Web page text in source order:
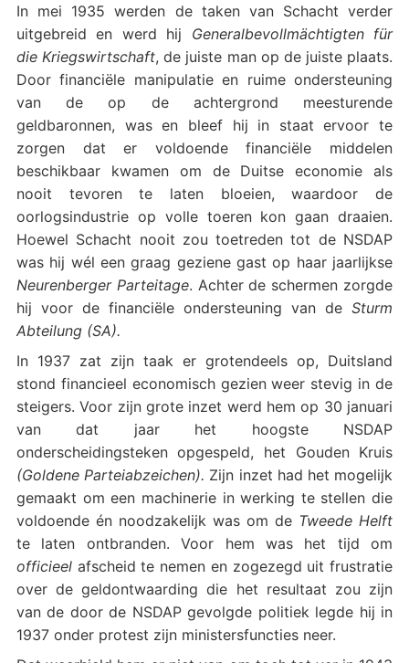
In mei 1935 werden de taken van Schacht verder
uitgebreid en werd hij Generalbevollmächtigten für
die Kriegswirtschaft, de juiste man op de juiste plaats.
Door financiële manipulatie en ruime ondersteuning
van de op de achtergrond meesturende
geldbaronnen, was en bleef hij in staat ervoor te
zorgen dat er voldoende financiële middelen
beschikbaar kwamen om de Duitse economie als
nooit tevoren te laten bloeien, waardoor de
oorlogsindustrie op volle toeren kon gaan draaien.
Hoewel Schacht nooit zou toetreden tot de NSDAP
was hij wél een graag geziene gast op haar jaarlijkse
Neurenberger Parteitage. Achter de schermen zorgde
hij voor de financiële ondersteuning van deSturm
Abteilung (SA).
In 1937 zat zijn taak er grotendeels op, Duitsland
stond financieel economisch gezien weer stevig in de
steigers. Voor zijn grote inzet werd hem op 30 januari
van dat jaar het hoogste NSDAP
onderscheidingsteken opgespeld, het Gouden Kruis
(Goldene Parteiabzeichen). Zijn inzet had het mogelijk
gemaakt om een machinerie in werking te stellen die
voldoende én noodzakelijk was om de Tweede Helft
te laten ontbranden. Voor hem was het tijd om
officieelafscheid te nemen en zogezegd uit frustratie
over de geldontwaarding die het resultaat zou zijn
van de door de NSDAP gevolgde politiek legde hij in
1937 onder protest zijn ministersfuncties neer.